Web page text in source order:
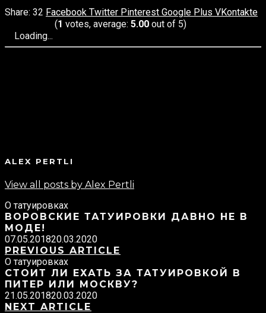
32 Facebook Twitter Pinterest Google Plus VKontakte
(1 votes, average: 5.00 out of 5)
Loading...
ALEX PERTLI
View all posts by Alex Pertli
О татуировках
ВОРОВСКИЕ ТАТУИРОВКИ ДАВНО НЕ В
МОДЕ!
07.05.201820.03.2020
PREVIOUS ARTICLE
О татуировках
СТОИТ ЛИ ЕХАТЬ ЗА ТАТУИРОВКОЙ В
ПИТЕР ИЛИ МОСКВУ?
21.05.201820.03.2020
NEXT ARTICLE